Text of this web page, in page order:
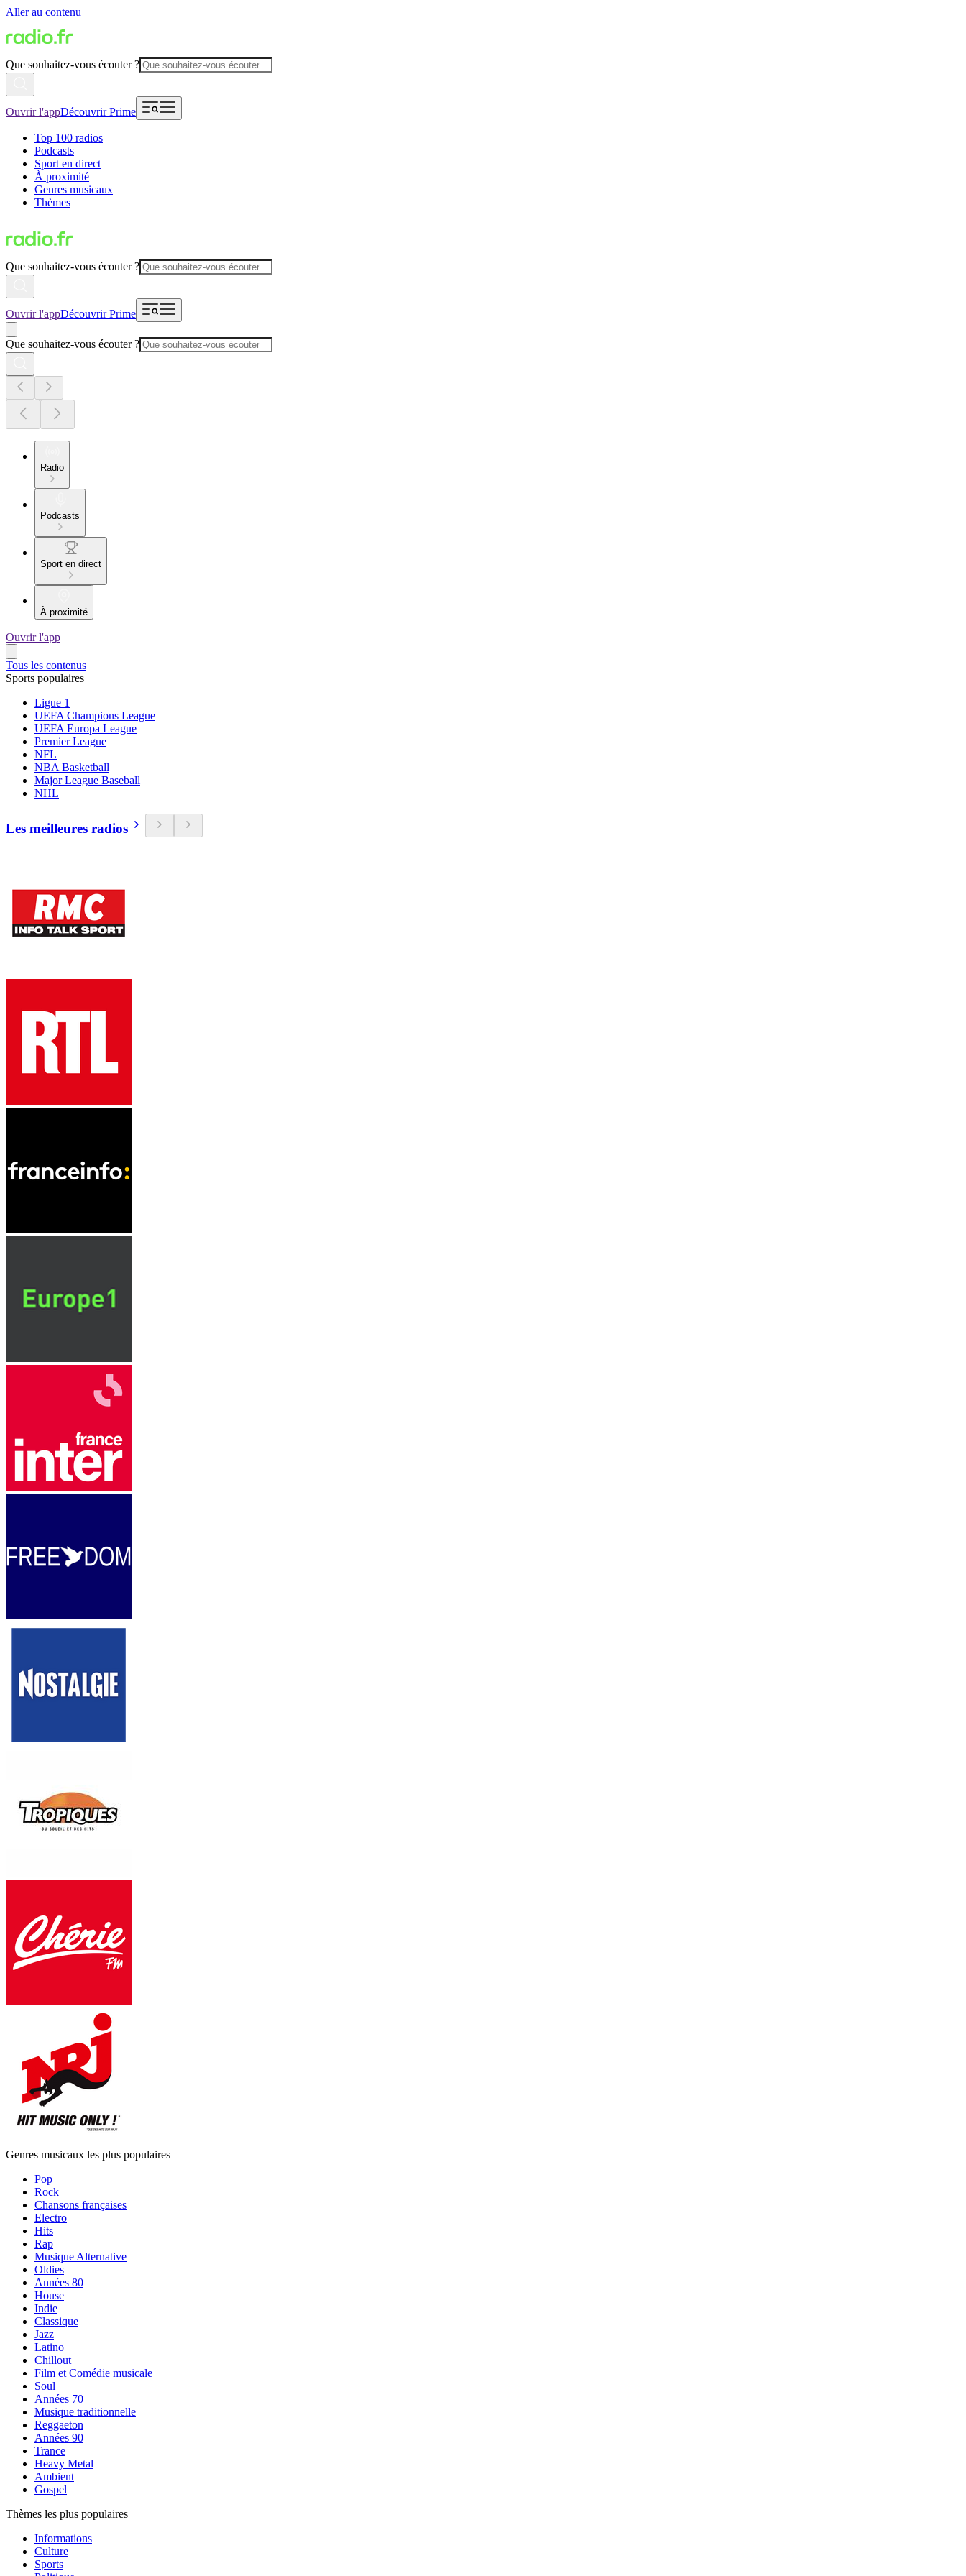
Aller au contenu
Que souhaitez-vous écouter ?
Ouvrir l'appDécouvrir Prime
Top 100 radios
Podcasts
Sport en direct
À proximité
Genres musicaux
Thèmes
Que souhaitez-vous écouter ?
Ouvrir l'appDécouvrir Prime
Que souhaitez-vous écouter ?
Radio
Podcasts
Sport en direct
À proximité
Ouvrir l'app
Tous les contenus
Sports populaires
Ligue 1
UEFA Champions League
UEFA Europa League
Premier League
NFL
NBA Basketball
Major League Baseball
NHL
Les meilleures radios
Genres musicaux les plus populaires
Pop
Rock
Chansons françaises
Electro
Hits
Rap
Musique Alternative
Oldies
Années 80
House
Indie
Classique
Jazz
Latino
Chillout
Film et Comédie musicale
Soul
Années 70
Musique traditionnelle
Reggaeton
Années 90
Trance
Heavy Metal
Ambient
Gospel
Thèmes les plus populaires
Informations
Culture
Sports